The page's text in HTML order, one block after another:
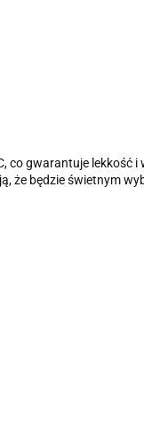
co gwarantuje lekkość i
że będzie świetnym